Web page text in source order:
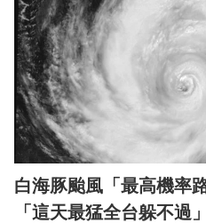
白海豚颱風「最高機率
「這天最猛全台躲不過」